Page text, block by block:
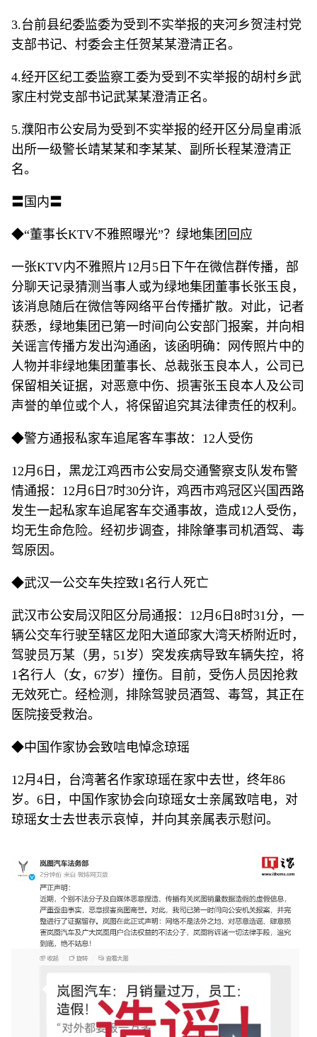
3.台前县纪委监委为受到不实举报的夹河乡贺洼村党
支部书记、村委会主任贺某某澄清正名。
4.经开区纪工委监察工委为受到不实举报的胡村乡武
家庄村党支部书记武某某澄清正名。
5.濮阳市公安局为受到不实举报的经开区分局皇甫派
出所一级警长靖某某和李某某、副所长程某澄清正
名。
〓国内〓
◆“董事长KTV不雅照曝光”？绿地集团回应
一张KTV内不雅照片12月5日下午在微信群传播，部
分聊天记录猜测当事人或为绿地集团董事长张玉良，
该消息随后在微信等网络平台传播扩散。对此，记者
获悉，绿地集团已第一时间向公安部门报案，并向相
关谣言传播方发出沟通函，该函明确：网传照片中的
人物并非绿地集团董事长、总裁张玉良本人，公司已
保留相关证据，对恶意中伤、损害张玉良本人及公司
声誉的单位或个人，将保留追究其法律责任的权利。
◆警方通报私家车追尾客车事故：12人受伤
12月6日，黑龙江鸡西市公安局交通警察支队发布警
情通报：12月6日7时30分许，鸡西市鸡冠区兴国西路
发生一起私家车追尾客车交通事故，造成12人受伤，
均无生命危险。经初步调查，排除肇事司机酒驾、毒
驾原因。
◆武汉一公交车失控致1名行人死亡
武汉市公安局汉阳区分局通报：12月6日8时31分，一
辆公交车行驶至辖区龙阳大道邱家大湾天桥附近时，
驾驶员万某（男，51岁）突发疾病导致车辆失控，将
1名行人（女，67岁）撞伤。目前，受伤人员因抢救
无效死亡。经检测，排除驾驶员酒驾、毒驾，其正在
医院接受救治。
◆中国作家协会致唁电悼念琼瑶
12月4日，台湾著名作家琼瑶在家中去世，终年86
岁。6日，中国作家协会向琼瑶女士亲属致唁电，对
琼瑶女士去世表示哀悼，并向其亲属表示慰问。